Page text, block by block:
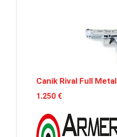
Canik Rival Full Metal
1.250 €